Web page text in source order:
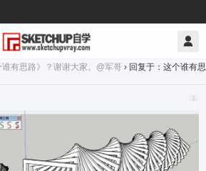
谁有思路》？谢谢大家。@军哥 › 回复于：这个谁有思
1